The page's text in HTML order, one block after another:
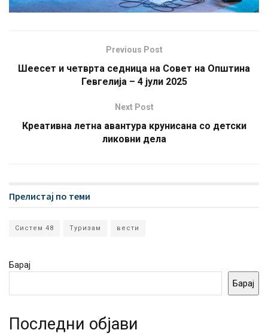
Previous Post
Шеесет и четврта седница на Совет на Општина
Гевгелија – 4 јули 2025
Next Post
Креативна летна авантура крунисана со детски
ликовни дела
Прелистај по теми
Систем 48 Туризам вести
Барај
Барај
Последни објави